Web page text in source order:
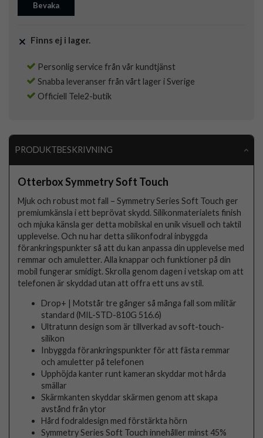
Bevaka
Finns ej i lager.
Personlig service från vår kundtjänst
Snabba leveranser från vårt lager i Sverige
Officiell Tele2-butik
PRODUKTBESKRIVNING
Otterbox Symmetry Soft Touch
Mjuk och robust mot fall – Symmetry Series Soft Touch ger
premiumkänsla i ett beprövat skydd. Silikonmaterialets finish
och mjuka känsla ger detta mobilskal en unik visuell och taktil
upplevelse. Och nu har detta silikonfodral inbyggda
förankringspunkter så att du kan anpassa din upplevelse med
remmar och amuletter. Alla knappar och funktioner på din
mobil fungerar smidigt. Skrolla genom dagen i vetskap om att
telefonen är skyddad utan att offra ett uns av stil.
Drop+ | Motstår tre gånger så många fall som militär
standard (MIL-STD-810G 516.6)
Ultratunn design som är tillverkad av soft-touch-
silikon
Inbyggda förankringspunkter för att fästa remmar
och amuletter på telefonen
Upphöjda kanter runt kameran skyddar mot hårda
smällar
Skärmkanten skyddar skärmen genom att skapa
avstånd från ytor
Hård fodraldesign med förstärkta hörn
Symmetry Series Soft Touch innehåller minst 45%